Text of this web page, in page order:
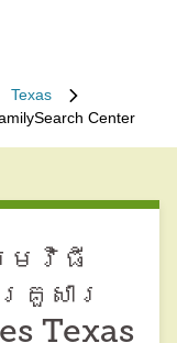
Texas
Center
វិធី​
រួសារ
Texas